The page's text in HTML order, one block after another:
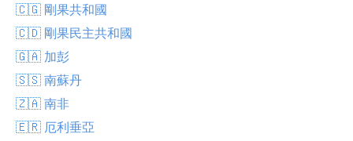
🇨🇬 剛果共和國
🇨🇩 剛果民主共和國
🇬🇦 加彭
🇸🇸 南蘇丹
🇿🇦 南非
🇪🇷 厄利垂亞